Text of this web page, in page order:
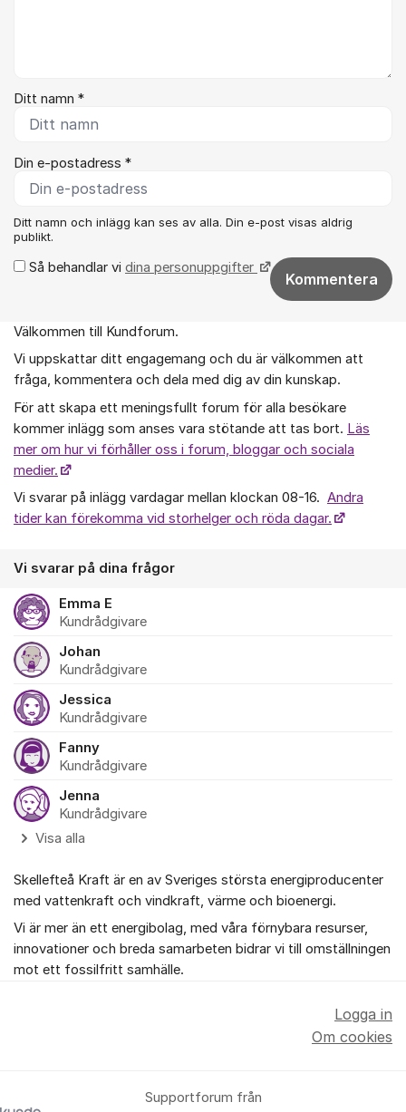
Ditt namn *
Din e-postadress *
Ditt namn och inlägg kan ses av alla. Din e-post visas aldrig
publikt.
Så behandlar vi dina personuppgifter
Kommentera
Om forumet
Välkommen till Kundforum.
Vi uppskattar ditt engagemang och du är välkommen att
fråga, kommentera och dela med dig av din kunskap.
För att skapa ett meningsfullt forum för alla besökare
kommer inlägg som anses vara stötande att tas bort. Läs
mer om hur vi förhåller oss i forum, bloggar och sociala
medier.
Vi svarar på inlägg vardagar mellan klockan 08-16. Andra
tider kan förekomma vid storhelger och röda dagar.
Vi svarar på dina frågor
Emma E
Kundrådgivare
Johan
Kundrådgivare
Jessica
Kundrådgivare
Fanny
Kundrådgivare
Jenna
Kundrådgivare
Visa alla
Skellefteå Kraft är en av Sveriges största energiproducenter
med vattenkraft och vindkraft, värme och bioenergi.
Vi är mer än ett energibolag, med våra förnybara resurser,
innovationer och breda samarbeten bidrar vi till omställningen
mot ett fossilfritt samhälle.
Supportforum från
Logga in
Om cookies